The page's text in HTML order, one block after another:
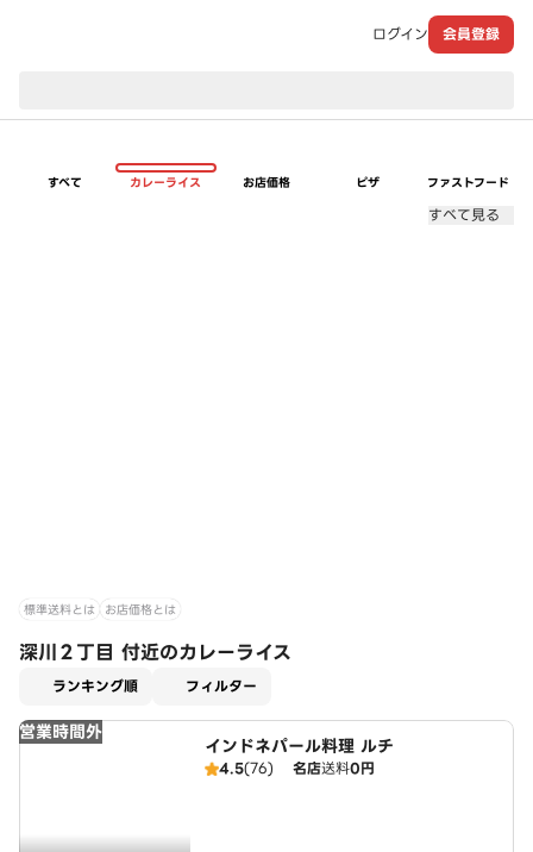
ログイン 会員登録
すべて カレーライス お店価格 ピザ ファストフード
すべて見る
標準送料とは お店価格とは
深川２丁目 付近のカレーライス
ランキング順 フィルター
営業時間外
インドネパール料理 ルチ
4.5(76) 名店送料0円